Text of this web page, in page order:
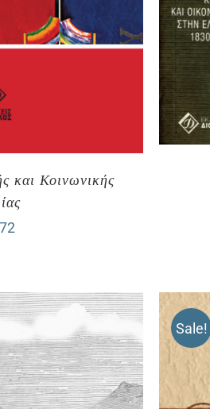
και Κοινωνικής
Sale!